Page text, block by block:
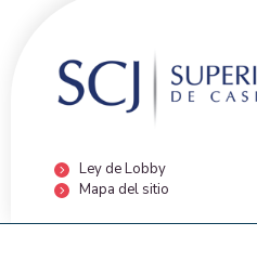
Ley de Lobby
Mapa del sitio